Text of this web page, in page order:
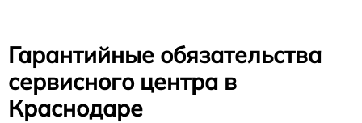
Гарантийные обязательства
сервисного центра в
Краснодаре